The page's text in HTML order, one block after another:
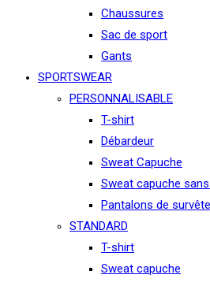
Chaussures
Sac de sport
Gants
SPORTSWEAR
PERSONNALISABLE
T-shirt
Débardeur
Sweat Capuche
Sweat capuche
Pantalons de
STANDARD
T-shirt
Sweat capuche